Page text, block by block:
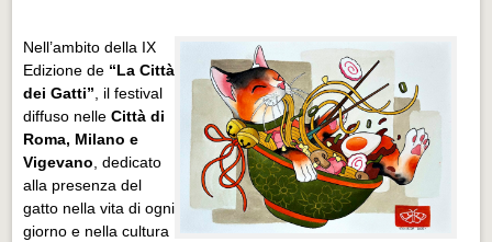
Nell’ambito della IX
Edizione de “La Città
dei Gatti” , il festival
diffuso nelleCittà di
Roma, Milano e
Vigevano , dedicato
alla presenza del
gatto nella vita di ogni
giorno e nella cultura